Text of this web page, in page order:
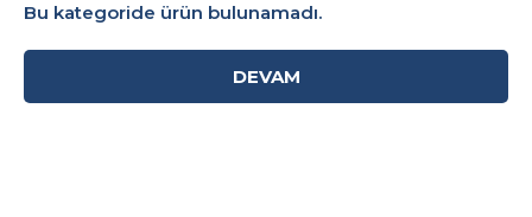
Bu kategoride ürün bulunamadı.
DEVAM